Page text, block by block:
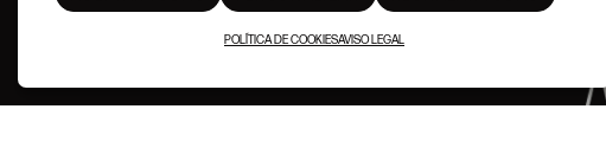
POLÍTICA DE COOKIESAVISO LEGAL